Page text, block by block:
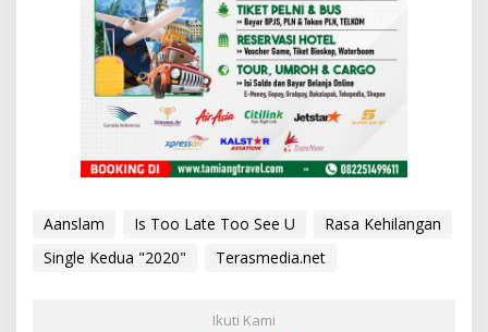
Aanslam Is Too Late Too See U
Rasa Kehilangan
Single Kedua "2020"
Terasmedia.net
Ikuti Kami